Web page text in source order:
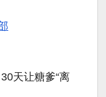
天让糖爹“离